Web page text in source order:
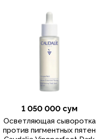
1 050 000 сум
Осветляющая сыворотка
против пигментных пятен